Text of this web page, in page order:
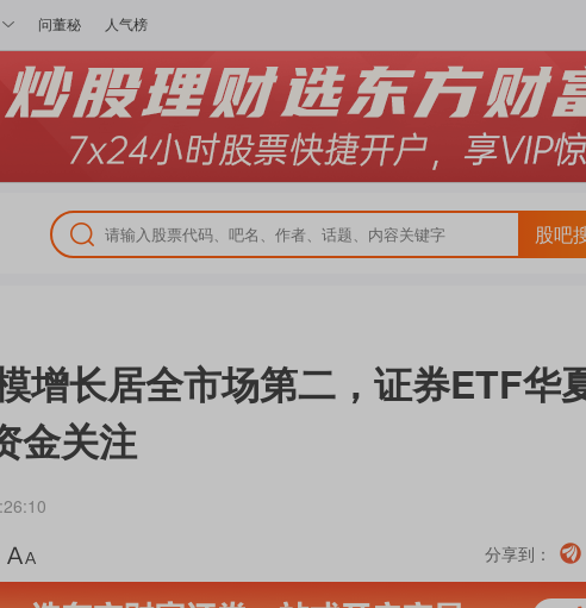
问董秘 人气榜
股吧
增长居全市场第二，证券ETF华
金关注
分享到：